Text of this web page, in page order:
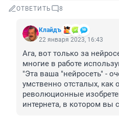
ОТВЕТИТЬ 8
Клайдъ
22 января 2023, 16:43
Ага, вот только за
многие в работе
"Эта ваша "нейросеть" -
умственно отсталых, как
революционные
интернета, в котором